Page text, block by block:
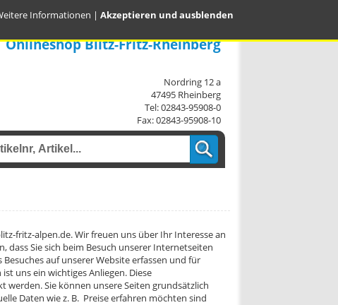
Informationen | Akzeptieren und ausblenden
Onlineshop Blitz-Fritz-Rheinberg
Nordring 12 a
47495 Rheinberg
Tel: 02843-95908-0
Fax: 02843-95908-10
fritz-alpen.de. Wir freuen uns über Ihr Interesse an
Sie sich beim Besuch unserer Internetseiten
auf unserer Website erfassen und für
uns ein wichtiges Anliegen. Diese
Sie können unsere Seiten grundsätzlich
Daten wie z. B. Preise erfahren möchten sind